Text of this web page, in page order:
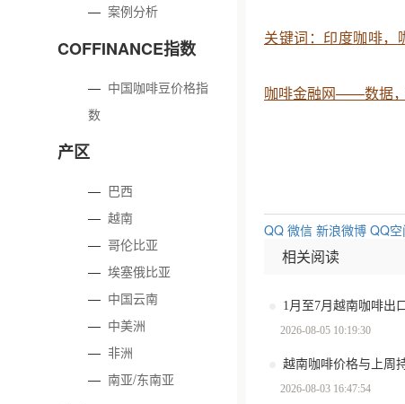
—案例分析
COFFINANCE指数
— 中国咖啡豆价格指
数
产区
— 巴西
—越南
—哥伦比亚
—埃塞俄比亚
— 中国云南
— 中美洲
—非洲
—南亚/东南亚
关键词：印度咖啡，
咖啡金融网——数据
QQ 微信 新浪微博 QQ空
相关阅读
2026-08-05 10:19:30
越南咖啡价格与上周
2026-08-03 16:47:54